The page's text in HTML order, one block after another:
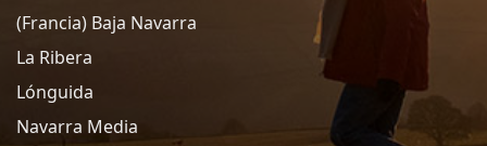
(Francia) Baja Navarra
La Ribera
Lónguida
Navarra Media